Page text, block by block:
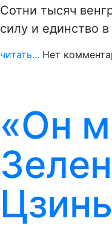
Сотни тысяч
силу и единство
читать... Нет
«Он